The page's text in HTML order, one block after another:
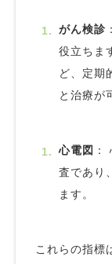
がん検診
役立ちま
ど、定期
と治療が
心電図
査であり
ます。
これらの指標